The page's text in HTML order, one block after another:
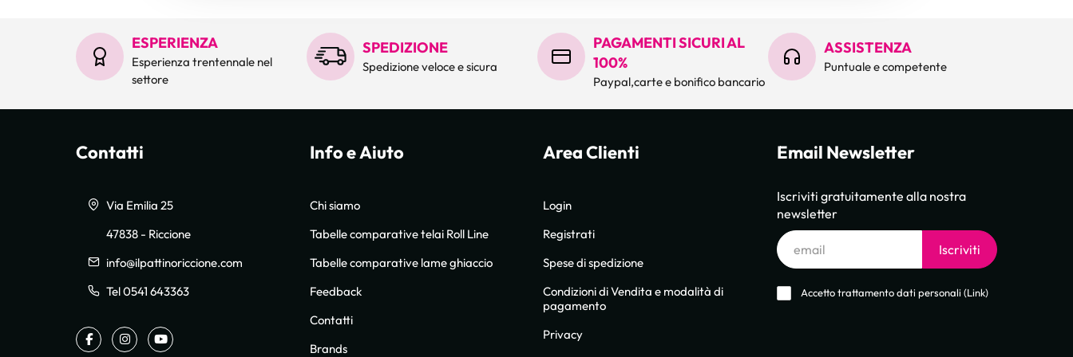
ESPERIENZA
Esperienza trentennale nel
settore
SPEDIZIONE
Spedizione veloce e sicura
PAGAMENTI SICURI AL
100%
Paypal,carte e bonifico bancario
ASSISTENZA
Puntuale e competente
Contatti
Via Emilia 25
47838 - Riccione
info@ilpattinoriccione.com
Telefono:
Tel 0541 643363
FacebookInstagramYoutube
Info e Aiuto
Chi siamo
Tabelle comparative telai Roll Line
Tabelle comparative lame ghiaccio
Feedback
Contatti
Brands
Area Clienti
Login
Registrati
Spese di spedizione
Condizioni di Vendita e modalità di
pagamento
Privacy
Email Newsletter
Iscriviti gratuitamente alla nostra
newsletter
Email
Iscriviti
Accetto trattamento dati personali (Link)